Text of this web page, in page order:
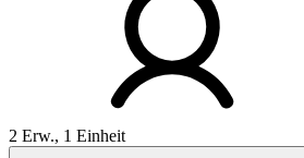
2 Erw., 1 Einheit